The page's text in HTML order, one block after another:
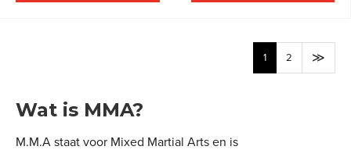
1 2
Wat is MMA?
M.M.A staat voor Mixed Martial Arts en is